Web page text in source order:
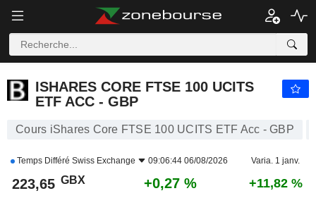
ISHARES CORE FTSE 100 UCITS
ETF ACC - GBP
Cours iShares Core FTSE 100 UCITS ETF Acc - GBP
Temps Différé Swiss Exchange 09:06:44 06/08/2026 Varia. 1 janv.
223,65 GBX +0,27 % +11,82 %